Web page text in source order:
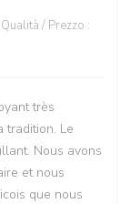
Qualità / Prezzo :
très
tradition. Le
Nous avons
et nous
que nous